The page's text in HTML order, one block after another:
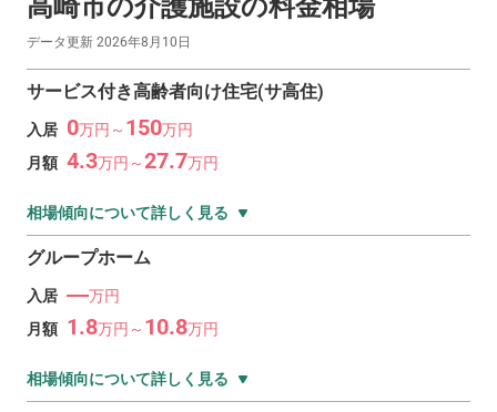
高崎市の介護施設の料金相場
データ更新 2026年8月10日
サービス付き高齢者向け住宅(サ高住)
入居 0万円～ 150万円
月額 4.3万円～27.7万円
相場傾向について詳しく見る
グループホーム
入居 ―万円
月額 1.8万円～ 10.8万円
相場傾向について詳しく見る